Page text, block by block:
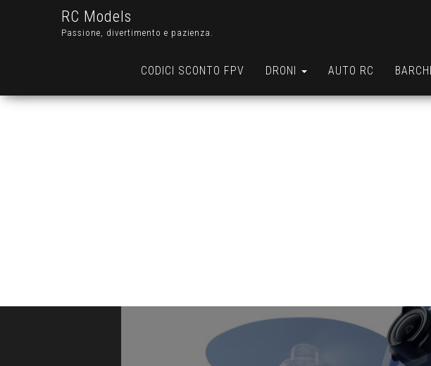
RC Models
Passione, divertimento e pazienza.
CODICI SCONTO FPV DRONI AUTO RC